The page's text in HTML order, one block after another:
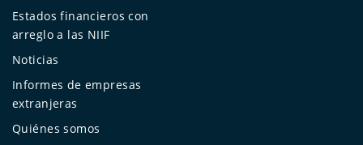
Estados financieros con
arreglo a las NIIF
Noticias
Informes de empresas
extranjeras
Quiénes somos